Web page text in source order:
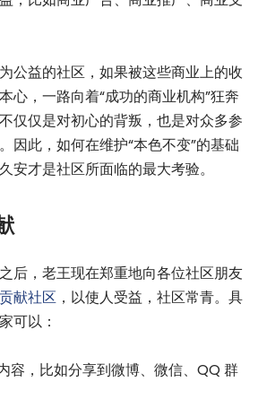
公益的社区，如果被这些商业上的收
心，一路向着“成功的商业机构”狂奔
仅仅是对初心的背叛，也是对众多参
因此，如何在维护“本色不变”的基础
安才是社区所面临的最大考验。
后，老王现在郑重地向各位社区朋友
献社区 ，以使人受益，社区常青。具
可以：
容，比如分享到微博、微信、QQ 群